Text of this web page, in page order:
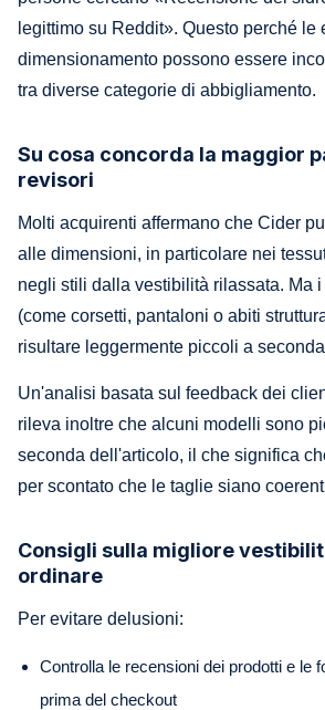
legittimo su Reddit». Questo perché le
dimensionamento possono essere
tra diverse categorie di abbigliamento.
Su cosa concorda la maggior
revisori
Molti acquirenti affermano che Cider
alle dimensioni, in particolare nei
negli stili dalla vestibilità rilassata. Ma
(come corsetti, pantaloni o abiti
risultare leggermente piccoli a
Un'analisi basata sul feedback dei
rileva inoltre che alcuni modelli sono
seconda dell'articolo, il che significa
per scontato che le taglie siano
Consigli sulla migliore
ordinare
Per evitare delusioni:
Controlla le recensioni dei prodotti e le
prima del checkout